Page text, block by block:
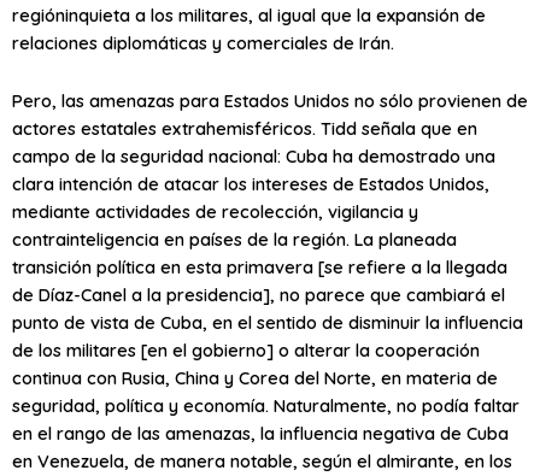
regióninquieta a los militares, al igual que la expansión de
relaciones diplomáticas y comerciales de Irán.
Pero, las amenazas para Estados Unidos no sólo provienen de
actores estatales extrahemisféricos. Tidd señala que en
campo de la seguridad nacional: Cuba ha demostrado una
clara intención de atacar los intereses de Estados Unidos,
mediante actividades de recolección, vigilancia y
contrainteligencia en países de la región. La planeada
transición política en esta primavera [se refiere a la llegada
de Díaz-Canel a la presidencia], no parece que cambiará el
punto de vista de Cuba, en el sentido de disminuir la influencia
de los militares [en el gobierno] o alterar la cooperación
continua con Rusia, China y Corea del Norte, en materia de
seguridad, política y economía. Naturalmente, no podía faltar
en el rango de las amenazas, la influencia negativa de Cuba
en Venezuela, de manera notable, según el almirante, en los